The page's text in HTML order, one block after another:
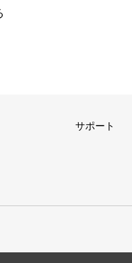
サポート